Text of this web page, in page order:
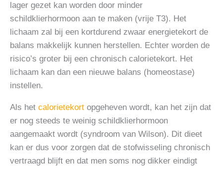
lager gezet kan worden door minder
schildklierhormoon aan te maken (vrije T3). Het
lichaam zal bij een kortdurend zwaar energietekort de
balans makkelijk kunnen herstellen. Echter worden de
risico’s groter bij een chronisch calorietekort. Het
lichaam kan dan een nieuwe balans (homeostase)
instellen.
Als het calorietekort opgeheven wordt, kan het zijn dat
er nog steeds te weinig schildklierhormoon
aangemaakt wordt (syndroom van Wilson). Dit dieet
kan er dus voor zorgen dat de stofwisseling chronisch
vertraagd blijft en dat men soms nog dikker eindigt